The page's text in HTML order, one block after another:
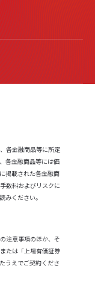
各金融商品等に所定
各金融商品等には価
掲載された各金融商
数料およびリスクに
みください。
注意事項のほか、そ
たは「上場有価証券
うえでご契約くださ